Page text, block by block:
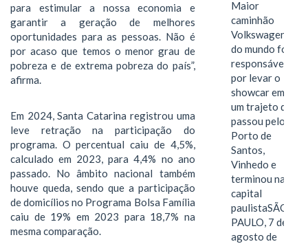
para estimular a nossa economia e
garantir a geração de melhores
oportunidades para as pessoas. Não é
por acaso que temos o menor grau de
pobreza e de extrema pobreza do país”,
afirma.
Em 2024, Santa Catarina registrou uma
leve retração na participação do
programa. O percentual caiu de 4,5%,
calculado em 2023, para 4,4% no ano
passado. No âmbito nacional também
houve queda, sendo que a participação
de domicílios no Programa Bolsa Família
caiu de 19% em 2023 para 18,7% na
mesma comparação.
Maior
caminhão
Volkswagen
do mundo foi
responsável
por levar o
showcar em
um trajeto que
passou pelo
Porto de
Santos,
Vinhedo e
terminou na
capital
paulistaSÃO
PAULO, 7 de
agosto de